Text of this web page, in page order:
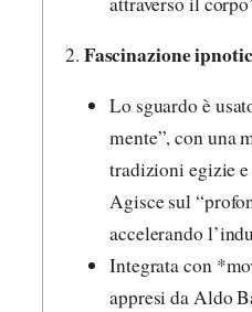
2. Fascinazione
Lo sguardo è
mente”, con una
tradizioni egizie
Agisce sul
accelerando
Integrata con
appresi da Aldo